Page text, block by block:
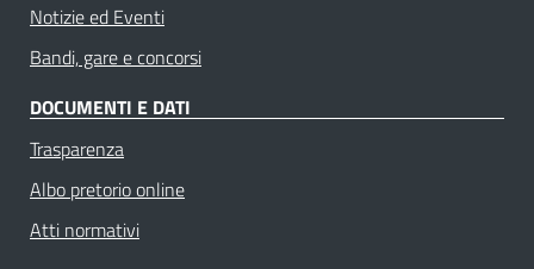
Notizie ed Eventi
Bandi, gare e concorsi
DOCUMENTI E DATI
Trasparenza
Albo pretorio online
Atti normativi